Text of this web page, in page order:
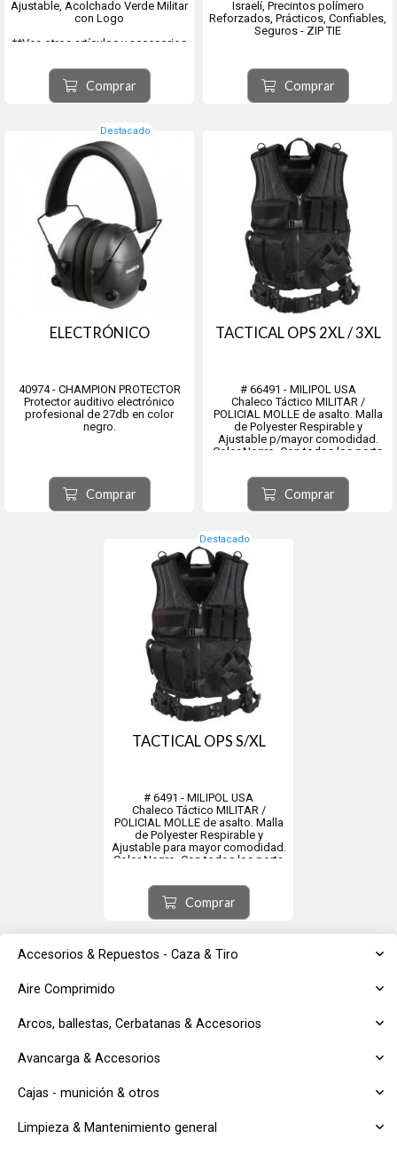
Accesorios & Repuestos - Caza & Tiro
Aire Comprimido
Arcos, ballestas, Cerbatanas & Accesorios
Avancarga & Accesorios
Cajas - munición & otros
Limpieza & Mantenimiento general
Ajustable, Acolchado Verde Militar
con Logo
**Vea otros artículos y accesorios
Comprar
Israelí, Precintos polímero
Reforzados, Prácticos, Confiables,
Seguros - ZIP TIE
Comprar
Destacado
ELECTRÓNICO
40974 - CHAMPION PROTECTOR
Protector auditivo electrónico
profesional de 27db en color
negro.
Comprar
TACTICAL OPS 2XL / 3XL
# 66491 - MILIPOL USA
Chaleco Táctico MILITAR /
POLICIAL MOLLE de asalto. Malla
de Polyester Respirable y
Ajustable p/mayor comodidad.
Color Negro. Con todos los porta
intervención exitosa.
Talle Especial equivalente a 2XL /
3XL.
Comprar
Destacado
TACTICAL OPS S/XL
# 6491 - MILIPOL USA
Chaleco Táctico MILITAR /
POLICIAL MOLLE de asalto. Malla
de Polyester Respirable y
Ajustable para mayor comodidad.
Color Negro. Con todos los porta
intervención exitosa.
Este tamaño cubre del S al XL.
Comprar